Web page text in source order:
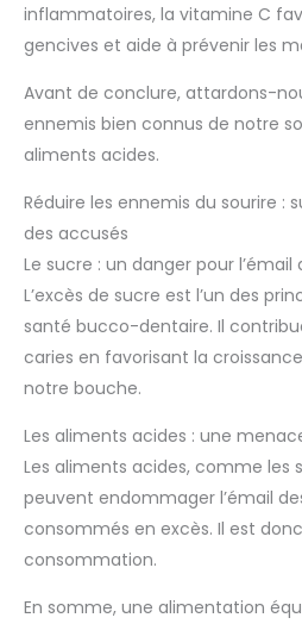
inflammatoires, la vitamine C
gencives et aide à prévenir les
Avant de conclure, attardons-
ennemis bien connus de notre
aliments acides.
Réduire les ennemis du sourire :
des accusés
Le sucre : un danger pour l’émail
L’excès de sucre est l’un des
santé bucco-dentaire. Il
caries en favorisant la
notre bouche.
Les aliments acides : une
Les aliments acides, comme les
peuvent endommager l’émail
consommés en excès. Il est
consommation.
En somme, une alimentation